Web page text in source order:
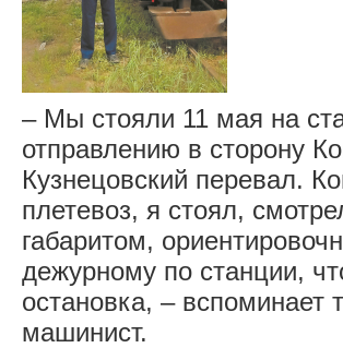
– Мы стояли 11 мая на
отправлению в сторону
Кузнецовский перевал.
плетевоз, я стоял,
габаритом,
дежурному по станции,
остановка, – вспоминает
машинист.